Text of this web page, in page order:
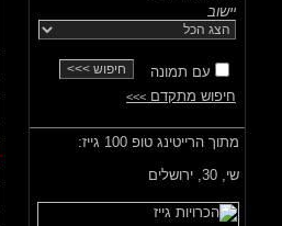
יישוב
עם תמונה
חיפוש מתקדם >>>
מתוך הרייטינג טופ 100 גייז:
שי, 30, ירושלים